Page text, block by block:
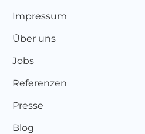
Impressum
Über uns
Jobs
Referenzen
Presse
Blog